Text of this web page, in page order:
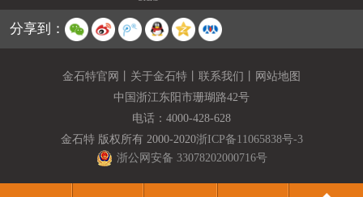
分享到：
金石特官网 关于金石特 联系我们
网站地图
中国浙江东阳市珊瑚路42号
电话： 4000-428-628
金石特 版权所有 2000-2020浙ICP备11065838号-3
浙公网安备 33078202000716号